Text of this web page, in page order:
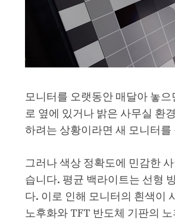
모니터를 오랫동안 매달아 놓
로 옆에 있거나 밝은 사무실 환
하려는 상황이라면 새 모니터
그러나 색상 정확도에 민감한
습니다. 평균 백라이트는 선형
다. 이로 인해 모니터의 흰색이
노후화와 TFT 반도체 기판의